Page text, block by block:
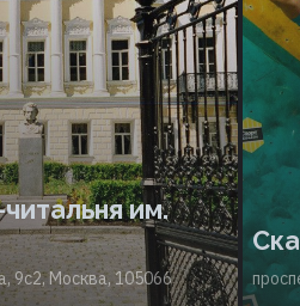
им.
9с2, Москва, 105066